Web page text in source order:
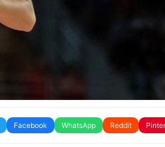
Facebook WhatsApp Reddit